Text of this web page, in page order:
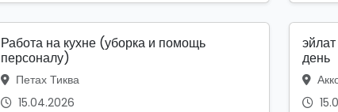
Работа на кухне (уборка и помощь
персоналу)
Петах Тиква
15.04.2026
день